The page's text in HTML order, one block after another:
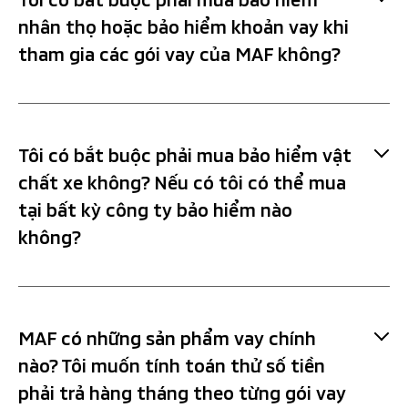
loại hình giao dịch để mang thêm các giấy tờ tương
ứng cần thiết. Quý khách vui lòng liên hệ nhân viên
hướng dẫn chi tiết.
nhân thọ hoặc bảo hiểm khoản vay khi
tham gia các gói vay của MAF không?
nhân thọ hay bảo hiểm khoản vay nào khi tham gia
chương trình MAF.
Tôi có bắt buộc phải mua bảo hiểm vật
chất xe không? Nếu có tôi có thể mua
tại bất kỳ công ty bảo hiểm nào
không?
xe sẽ là tài sản thế chấp cho khoản vay của Quý khách
và đảm bảo chiếc xe luôn có bảo hiểm vật chất xe cho
đến khi kết thúc thời hạn hiệu lực của Bộ hợp đồng tín
MAF có những sản phẩm vay chính
nào? Tôi muốn tính toán thử số tiền
phải trả hàng tháng theo từng gói vay